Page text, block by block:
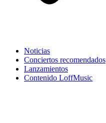
Noticias
Conciertos recomendados
Lanzamientos
Contenido LoffMusic